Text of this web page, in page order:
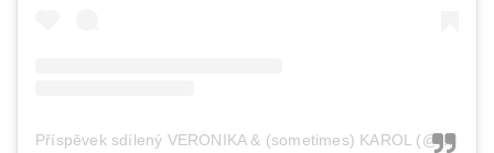
Příspěvek sdílený VERONIKA & (sometimes) KAROL (@shemakesmetravel)